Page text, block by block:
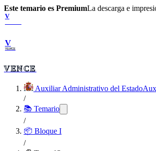
Este temario es PremiumLa descarga e
V
V
VENCE
VENCE
Auxiliar Administrativo del Estado
/
📚 Temario
/
📦 Bloque I
/